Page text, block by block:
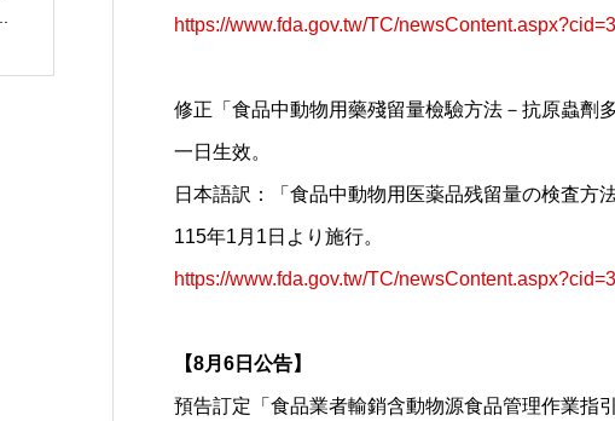
https://www.fda.gov.tw/TC/
修正「食品中動物用藥殘留量檢驗方法－抗原蟲劑
一日生效。
日本語訳：「食品中動物用医薬品残留量の検査方
115年1月1日より施行。
https://www.fda.gov.tw/TC/
【8月6日公告】
預告訂定「食品業者輸銷含動物源食品管理作業指